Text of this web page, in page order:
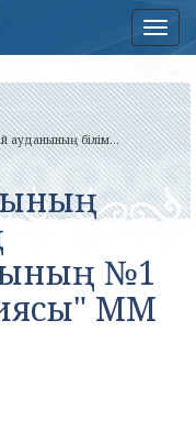
ауданының білім...
№1
ММ